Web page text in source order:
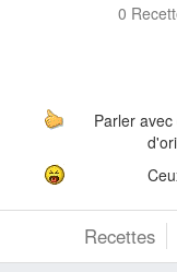
0
Parler
Recettes